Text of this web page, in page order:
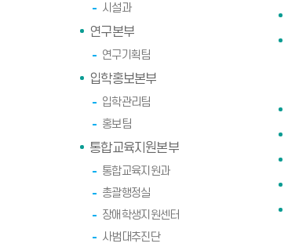
시설과
연구본부
연구기획팀
입학홍보본부
입학관리팀
홍보팀
통합교육지원본부
통합교육지원과
총괄행정실
장애학생지원센터
사범대추진단